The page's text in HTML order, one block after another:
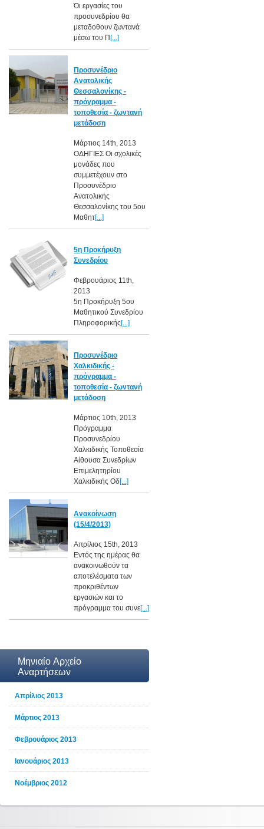
Όι εργασίες του
προσυνεδρίου θα
μεταδοθουν ζωντανά
μέσω του Π [...]
Προσυνέδριο
Ανατολικής
Θεσσαλονίκης -
πρόγραμμα -
τοποθεσία - ζωντανή
μετάδοση
Μάρτιος 14th, 2013
ΟΔΗΓΙΕΣ Οι σχολικές
μονάδες που
συμμετέχουν στο
Προσυνέδριο
Ανατολικής
Θεσσαλονίκης του 5ου
Μαθητ[...]
5η Προκήρυξη
Συνεδρίου
Φεβρουάριος 11th,
2013
5η Προκήρυξη 5ου
Μαθητικού Συνεδρίου
Πληροφορικής[...]
Προσυνέδριο
Χαλκιδικής -
πρόγραμμα -
τοποθεσία - ζωντανή
μετάδοση
Μάρτιος 10th, 2013
Πρόγραμμα
Προσυνεδρίου
Χαλκιδικής Τοποθεσία
Αίθουσα Συνεδρίων
Επιμελητηρίου
Χαλκιδικής Οδ[...]
Ανακοίνωση
(15/4/2013)
Απρίλιος 15th, 2013
Εντός της ημέρας θα
ανακοινωθούν τα
αποτελέσματα των
προκριθέντων
εργασιών και το
πρόγραμμα του συνε[...]
Μηνιαίο Αρχείο
Αναρτήσεων
Απρίλιος 2013
Μάρτιος 2013
Φεβρουάριος 2013
Ιανουάριος 2013
Νοέμβριος 2012